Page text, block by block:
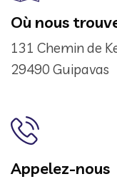
Où nous
131 Chemin de
29490 Guipavas
Appelez-nous